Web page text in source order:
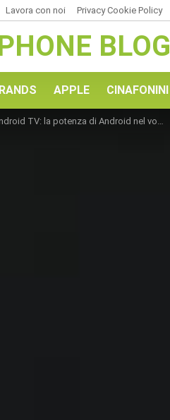
Lavora con noi Privacy Cookie Policy
BLOG
APPLE CINAFONINI
TV: la potenza di Android nel vostro salotto di casa